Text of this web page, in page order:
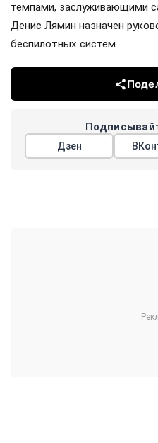
темпами, заслуживающими
Денис Лямин назначен
беспилотных систем.
Дзен